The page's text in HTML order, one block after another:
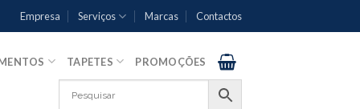
Empresa Serviços Marcas Contactos
TAPETES PROMOÇÕES